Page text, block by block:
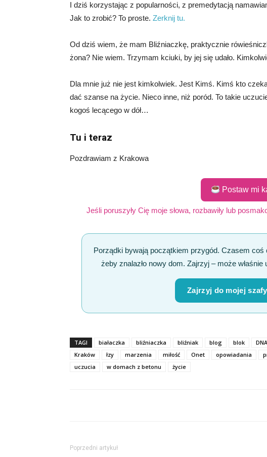
I dziś korzystając z popularności, z premedytacją
Jak to zrobić? To proste. Zerknij tu.
Od dziś wiem, że mam Bliźniaczkę, praktycznie
żona? Nie wiem. Trzymam kciuki, by jej się udało.
Dla mnie już nie jest kimkolwiek. Jest Kimś. Kimś kto
dać szanse na życie. Nieco inne, niż poród. To takie
kogoś lecącego w dół…
Tu i teraz
Pozdrawiam z Krakowa
Postaw mi
Jeśli poruszyły Cię moje słowa, rozbawiły lub
Porządki bywają początkiem przygód. Czasem
żeby znalazło nowy dom. Zajrzyj – może
Zajrzyj do mojej
TAGI białaczka bliźniaczka bliźniak blog blok DNA
Kraków
łzy marzenia miłość Onet opowiadania
uczucia
w domach z betonu życie
Poprzedni artykuł